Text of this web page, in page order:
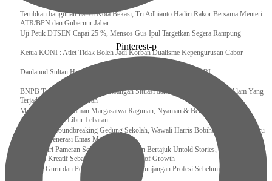
Tertibkan bangunan liar di Kota Bekasi, Tri Adhianto Hadiri Rakor Bersama Menteri
ATR/BPN dan Gubernur Jabar
Uji Petik DTSEN Capai 25 %, Mensos Gus Ipul Targetkan Segera Rampung
Ketua KONI : Atlet Tidak Boleh Jadi Korban Dualisme Kepengurusan Cabor
Danlanud Sultan Hasanuddin Ikuti Exit Meeting Bersama BPK RI
BNPB Terus Memantau Perkembangan Situasi dan Penanganan Bencana Alam Yang
Terjadi di Beberapa Daerah
Menpar Pastikan Taman Margasatwa Ragunan, Nyaman & Bersih di Kunjungi
Wisatawan Saat Libur Lebaran
Resmikan Groundbreaking Gedung Sekolah, Wawali Harris Bobihoe : Tonggak Baru
Ciptakan Generasi Emas Masa Depan
Menghadiri Pameran Seni Meiro Collection Bertajuk Untold Stories, Irene Umar :
Ekonomi Kreatif Sebagai The New Engine of Growth
120.067 Guru dan Pengawas PAI Terima Tunjangan Profesi Sebelum Lebaran
Pinterest-p